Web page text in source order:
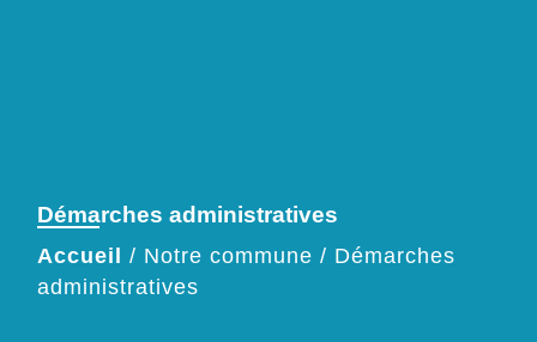
Démarches administratives
Accueil / Notre commune / Démarches
administratives